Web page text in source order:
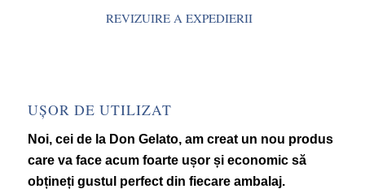
REVIZUIRE A EXPEDIERII
UȘOR DE UTILIZAT
Noi, cei de la Don Gelato, am creat un nou produs
care va face acum foarte ușor și economic să
obțineți gustul perfect din fiecare ambalaj.